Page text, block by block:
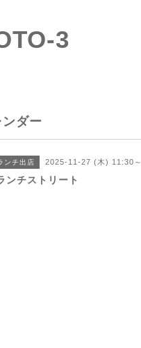
3
ンダー
ンチ出店 2025-11-27 (木) 11:30～
ンチストリート